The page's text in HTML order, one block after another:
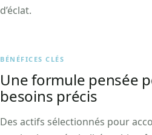
d’éclat.
BÉNÉFICES CLÉS
Une formule pensée
besoins précis
Des actifs sélectionnés pour